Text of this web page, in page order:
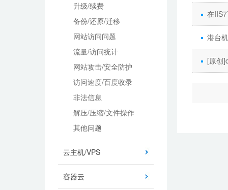
升级/续费
备份/还原/迁移
网站访问问题
流量/访问统计
网站攻击/安全防护
访问速度/百度收录
非法信息
解压/压缩/文件操作
其他问题
云主机/VPS
容器云
在
港台
[原创